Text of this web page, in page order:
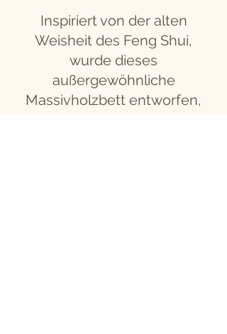
Inspiriert von der alten
Weisheit des Feng Shui,
wurde dieses
außergewöhnliche
Massivholzbett entworfen,